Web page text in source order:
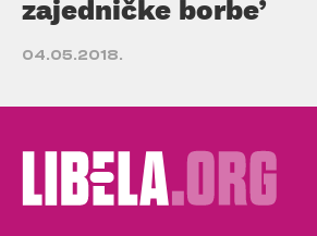
zajedničke borbe’
04.05.2018.